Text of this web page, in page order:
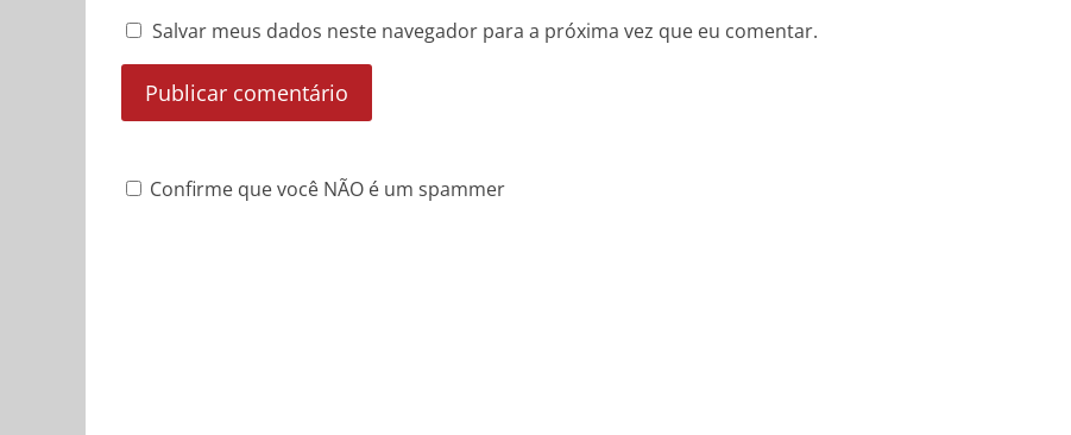
Salvar meus dados neste navegador para a próxima vez que eu comentar.
Confirme que você NÃO é um spammer